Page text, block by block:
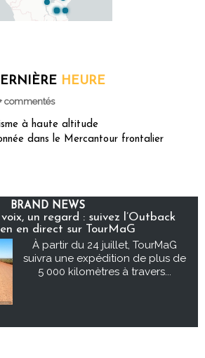
HEURE
commentés
à haute altitude
dans le Mercantour frontalier
BRAND NEWS
un regard : suivez l’Outback
en direct sur TourMaG
À partir du 24 juillet, TourMaG
suivra une expédition de plus de
5 000 kilomètres à travers...